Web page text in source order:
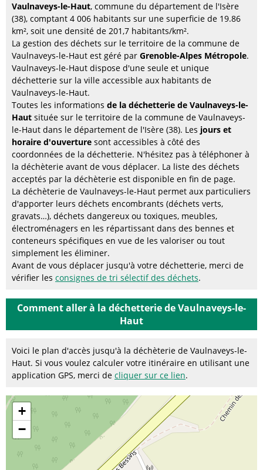
Vaulnaveys-le-Haut, commune du département de l'Isère
(38), comptant 4 006 habitants sur une superficie de 19.86
km², soit une densité de 201,7 habitants/km².
La gestion des déchets sur le territoire de la commune de
Vaulnaveys-le-Haut est géré par Grenoble-Alpes Métropole.
Vaulnaveys-le-Haut dispose d'une seule et unique
déchetterie sur la ville accessible aux habitants de
Vaulnaveys-le-Haut.
Toutes les informations de la déchetterie de Vaulnaveys-le-
Haut située sur le territoire de la commune de Vaulnaveys-
le-Haut dans le département de l'Isère (38). Les jours et
horaire d'ouverture sont accessibles à côté des
coordonnées de la déchetterie. N'hésitez pas à téléphoner à
la déchèterie avant de vous déplacer. La liste des déchets
acceptés par la déchèterie est disponible en fin de page.
La déchèterie de Vaulnaveys-le-Haut permet aux particuliers
d'apporter leurs déchets encombrants (déchets verts,
gravats…), déchets dangereux ou toxiques, meubles,
électroménagers en les répartissant dans des bennes et
conteneurs spécifiques en vue de les valoriser ou tout
simplement les éliminer.
Avant de vous déplacer jusqu'à votre déchetterie, merci de
vérifier les consignes de tri sélectif des déchets.
Comment aller à la déchetterie de Vaulnaveys-le-
Haut
Voici le plan d'accès jusqu'à la déchèterie de Vaulnaveys-le-
Haut. Si vous voulez calculer votre itinéraire en utilisant une
application GPS, merci de cliquer sur ce lien.
+
−